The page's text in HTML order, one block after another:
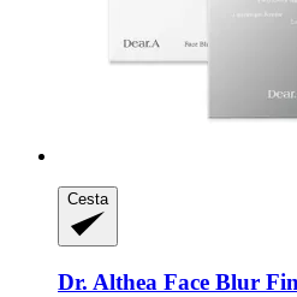
Cesta
Dr. Althea Face Blur